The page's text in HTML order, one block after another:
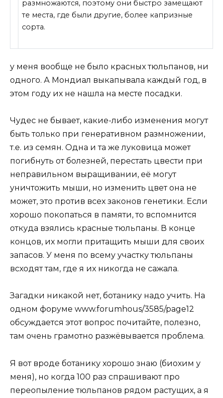
размножаются, поэтому они быстро замещают
те места, где были другие, более капризные
сорта.
у меня вообще не было красных тюльпанов, ни
одного. А Мондиал выкапывала каждый год, в
этом году их не нашла на месте посадки.
Чудес не бывает, какие-либо изменения могут
быть только при генеративном размножении,
т.е. из семян. Одна и та же луковица может
погибнуть от болезней, перестать цвести при
неправильном выращивании, её могут
уничтожить мыши, но изменить цвет она не
может, это против всех законов генетики. Если
хорошо покопаться в памяти, то вспомнится
откуда взялись красные тюльпаны. В конце
концов, их могли притащить мыши для своих
запасов. У меня по всему участку тюльпаны
всходят там, где я их никогда не сажала.
Загадки никакой нет, ботанику надо учить. На
одном форуме www.forumhous/3585/page12
обсуждается этот вопрос почитайте, полезно,
там очень грамотно разжёвывается проблема.
Я вот вроде ботанику хорошо знаю (биохим у
меня), но когда 100 раз спрашивают про
переопыление тюльпанов рядом растущих, а я